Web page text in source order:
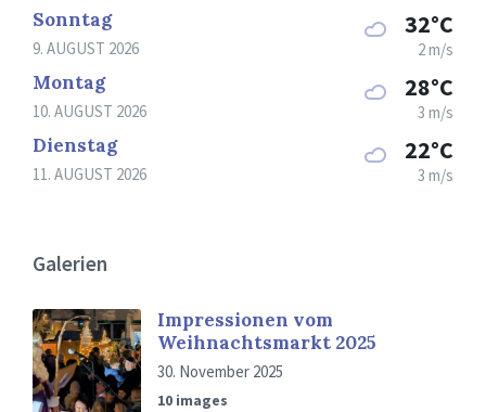
Sonntag
9. AUGUST 2026
32°C
2 m/s
Montag
10. AUGUST 2026
28°C
3 m/s
Dienstag
11. AUGUST 2026
22°C
3 m/s
Galerien
Impressionen vom
Weihnachtsmarkt 2025
30. November 2025
10 images